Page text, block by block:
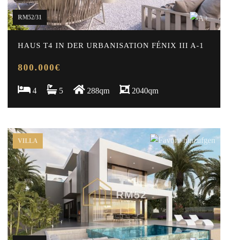
RM52/31
HAUS T4 IN DER URBANISATION FÉNIX III A-1
800.000€
4 5 288qm 2040qm
VILLA